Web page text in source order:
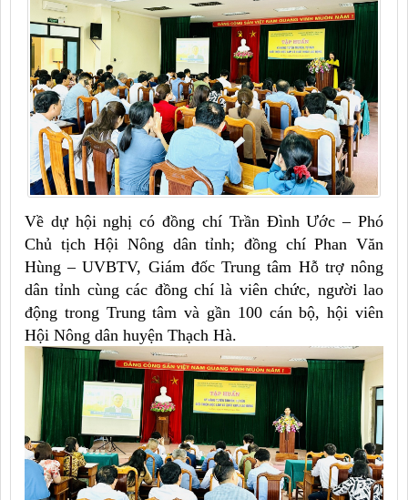
Về dự hội nghị có đồng chí Trần Đình Ước – Phó
Chủ tịch Hội Nông dân tỉnh; đồng chí Phan Văn
Hùng – UVBTV, Giám đốc Trung tâm Hỗ trợ nông
dân tỉnh cùng các đồng chí là viên chức, người lao
động trong Trung tâm và gần 100 cán bộ, hội viên
Hội Nông dân huyện Thạch Hà.